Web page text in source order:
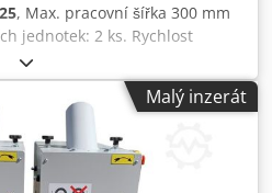
, Max. pracovní šířka 300 mm
jednotek: 2 ks. Rychlost
kartáčovacích/leštících
na kartáčovací/leštící
stroj RUSTOMAX OPTIMAT
- Max. výška materiálu 300
- Průměr kartáče 190 mm -
- Průměr vřetena 40 mm -
Malý inzerát